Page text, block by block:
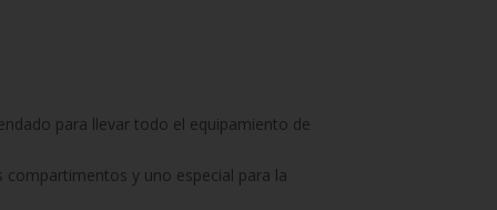
para llevar todo el equipamiento de
y uno especial para la